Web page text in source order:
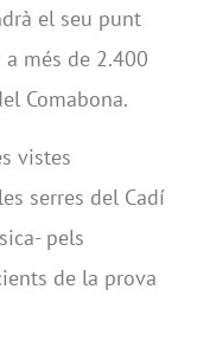
el seu punt
més de 2.400
Comabona.
vistes
serres del Cadí
pels
de la prova